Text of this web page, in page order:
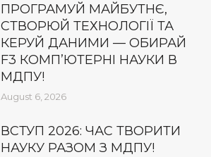
ПРОГРАМУЙ МАЙБУТНЄ,
СТВОРЮЙ ТЕХНОЛОГІЇ ТА
КЕРУЙ ДАНИМИ — ОБИРАЙ
F3 КОМП’ЮТЕРНІ НАУКИ В
МДПУ!
August 6, 2026
ВСТУП 2026: ЧАС ТВОРИТИ
НАУКУ РАЗОМ З МДПУ!